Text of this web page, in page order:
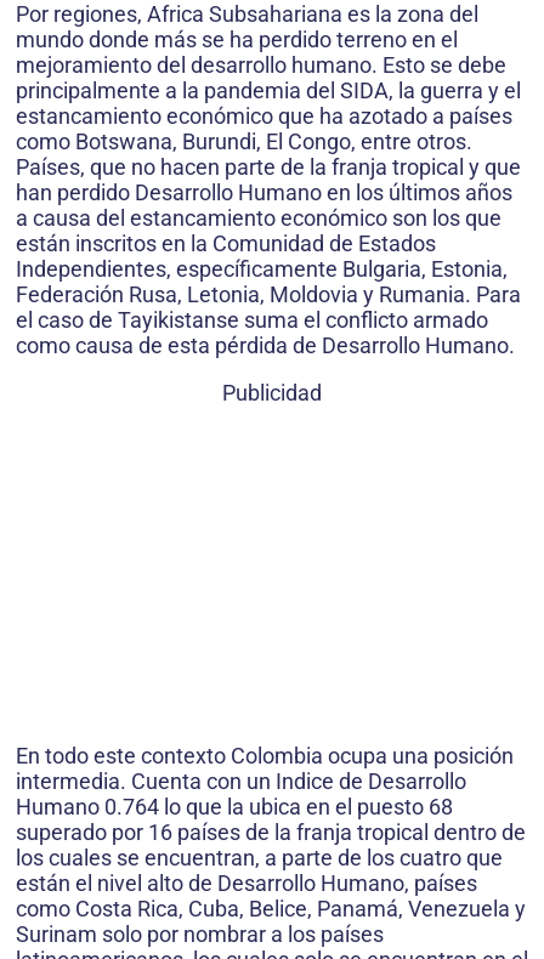
Por regiones, Africa Subsahariana es la zona del
mundo donde más se ha perdido terreno en el
mejoramiento del desarrollo humano. Esto se debe
principalmente a la pandemia del SIDA, la guerra y el
estancamiento económico que ha azotado a países
como Botswana, Burundi, El Congo, entre otros.
Países, que no hacen parte de la franja tropical y que
han perdido Desarrollo Humano en los últimos años
a causa del estancamiento económico son los que
están inscritos en la Comunidad de Estados
Independientes, específicamente Bulgaria, Estonia,
Federación Rusa, Letonia, Moldovia y Rumania. Para
el caso de Tayikistanse suma el conflicto armado
como causa de esta pérdida de Desarrollo Humano.
Publicidad
En todo este contexto Colombia ocupa una posición
intermedia. Cuenta con un Indice de Desarrollo
Humano 0.764 lo que la ubica en el puesto 68
superado por 16 países de la franja tropical dentro de
los cuales se encuentran, a parte de los cuatro que
están el nivel alto de Desarrollo Humano, países
como Costa Rica, Cuba, Belice, Panamá, Venezuela y
Surinam solo por nombrar a los países